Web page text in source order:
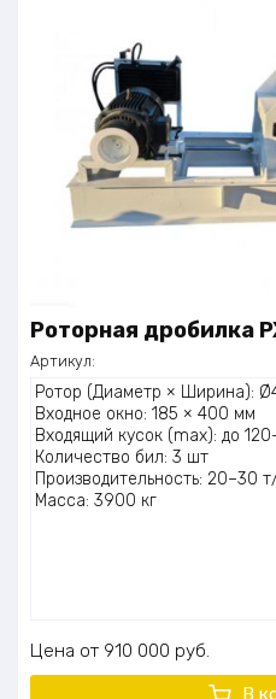
Роторная дробилка
Артикул:
Ротор (Диаметр × Ширина):
Входное окно: 185 × 400 мм
Входящий кусок (max): до
Количество бил: 3 шт
Производительность: 20–30
Масса: 3900 кг
Цена 910 000 руб.
В